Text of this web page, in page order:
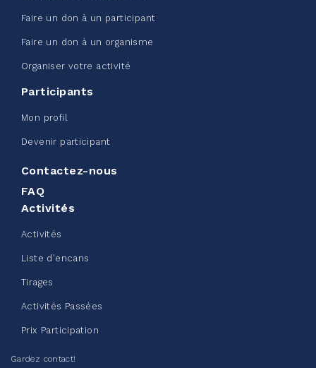
123% 245,00 $
Collecte de vêtements - Chez
Faire un don à un participant
Faire un don à un organisme
Organiser votre activité
Participants
Mon profil
Devenir participant
Contactez-nous
FAQ
Activités
Activités
Liste d'encans
Tirages
Activités Passées
Prix Participation
Gardez contact!